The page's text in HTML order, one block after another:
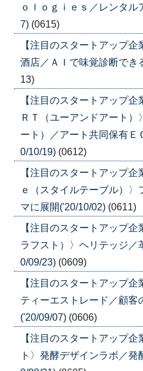
ｏｌｏｇｉｅｓ／レンタ
7) (0615)
【注目のスタートアップ
酒店／ＡＩで味覚診断でき
13)
【注目のスタートアップ
ＲＴ（ユーアンドアート
ート）／アート共同保有Ｅ
0/10/19) (0612)
【注目のスタートアップ企
ｅ（スタイルテーブル）
マに展開('20/10/02) (0611)
【注目のスタートアップ
ラフスト）〉ヘリテッジ／
0/09/23) (0609)
【注目のスタートアップ企
ティーエストレード／顧客
('20/09/07) (0606)
【注目のスタートアップ
ト〉発酵デザインラボ／